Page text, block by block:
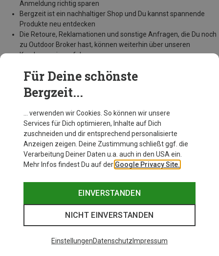
Anmeldung richtig sparen
Bergzeit ist ein nachhaltiger Shop und Du kannst spannende
Produkte neu entdecken
Die Retoure, Reklamationen und sonstige Anfragen, die Du noch
zu Outdoor Broker hast, können weiterhin über unseren
Kundenservice erfolgen
Damit Du in Zukunft keine Angebote mehr verpasst, melde dich am
besten direkt für unseren Bergzeit Newsletter an!
Jetzt aktuelle Schnäppchen erkunden!
Für Deine schönste
Bergzeit...
… verwenden wir Cookies. So können wir unsere
Services für Dich optimieren, Inhalte auf Dich
zuschneiden und dir entsprechend personalisierte
Anzeigen zeigen. Deine Zustimmung schließt ggf. die
Verarbeitung Deiner Daten u.a. auch in den USA ein.
Mehr Infos findest Du auf der Google Privacy Site.
EINVERSTANDEN
NICHT EINVERSTANDEN
EinstellungenDatenschutz Impressum